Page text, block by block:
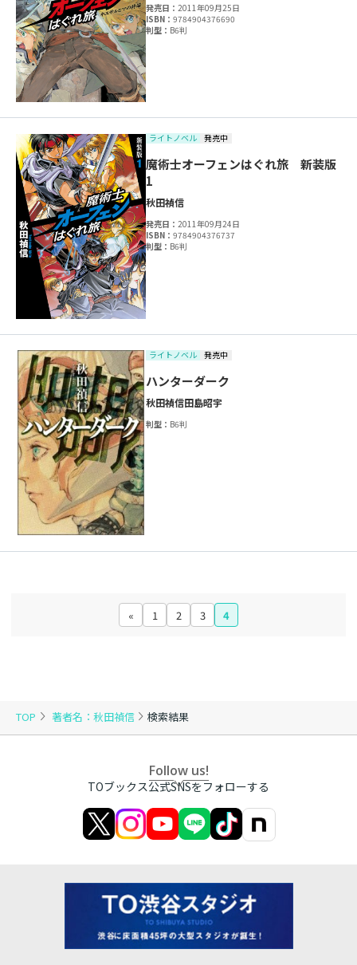
TOP 著者名：秋田禎信 検索結果
発売日：2011年09月25日
ISBN：9784904376690
判型： B6判
ライトノベル 発売中
魔術士オーフェンはぐれ旅 新装版
1
秋田禎信
発売日：2011年09月24日
ISBN：9784904376737
判型： B6判
ライトノベル 発売中
ハンターダーク
秋田禎信田島昭宇
判型： B6判
« 1 2 3 4
Follow us!
TOブックス公式SNSをフォローする